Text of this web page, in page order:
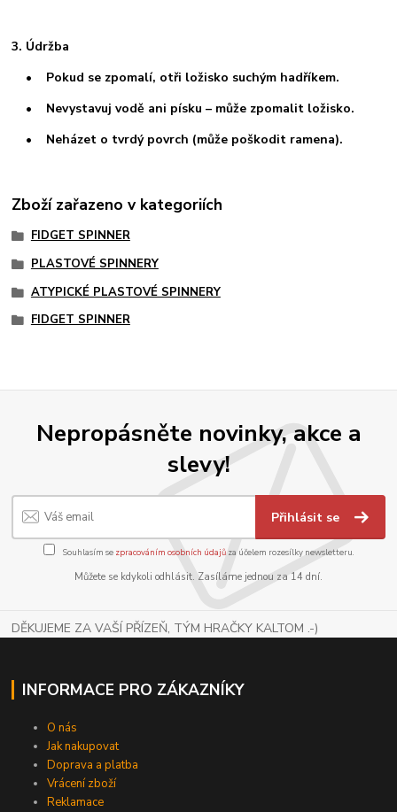
3. Údržba
• Pokud se zpomalí, otři ložisko suchým hadříkem.
• Nevystavuj vodě ani písku – může zpomalit ložisko.
• Neházet o tvrdý povrch (může poškodit ramena).
Zboží zařazeno v kategoriích
FIDGET SPINNER
PLASTOVÉ SPINNERY
ATYPICKÉ PLASTOVÉ SPINNERY
FIDGET SPINNER
Nepropásněte novinky, akce a
slevy!
Přihlásit se
Souhlasím se zpracováním osobních údajůza účelem rozesílky newsletteru.
Můžete se kdykoli odhlásit. Zasíláme jednou za 14 dní.
DĚKUJEME ZA VAŠÍ PŘÍZEŇ, TÝM HRAČKY KALTOM .-)
INFORMACE PRO ZÁKAZNÍKY
O nás
Jak nakupovat
Doprava a platba
Vrácení zboží
Reklamace